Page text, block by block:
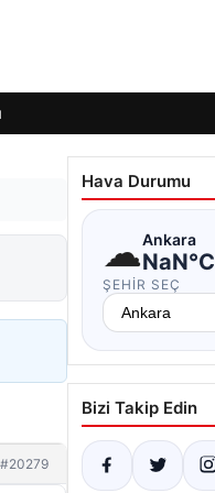
#20279
Hava Durumu
☁Ankara
NaN°C
ŞEHIR SEÇ
Bizi Takip Edin